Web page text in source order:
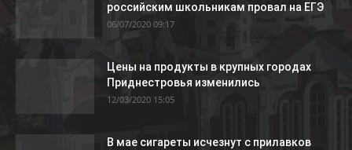
российским школьникам провал на ЕГЭ
06/07/2020 09:17
Цены на продукты в крупных городах
Приднестровья изменились
12/03/2020 15:05
В мае сигареты исчезнут с прилавков